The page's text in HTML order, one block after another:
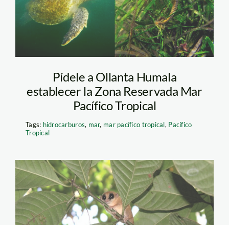
Pídele a Ollanta Humala
establecer la Zona Reservada Mar
Pacífico Tropical
Tags: hidrocarburos, mar, mar pacífico tropical, Pacífico
Tropical
el cortijo_luiggi del
águila